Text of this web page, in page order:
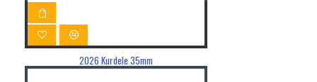
2026 Kurdele 35mm